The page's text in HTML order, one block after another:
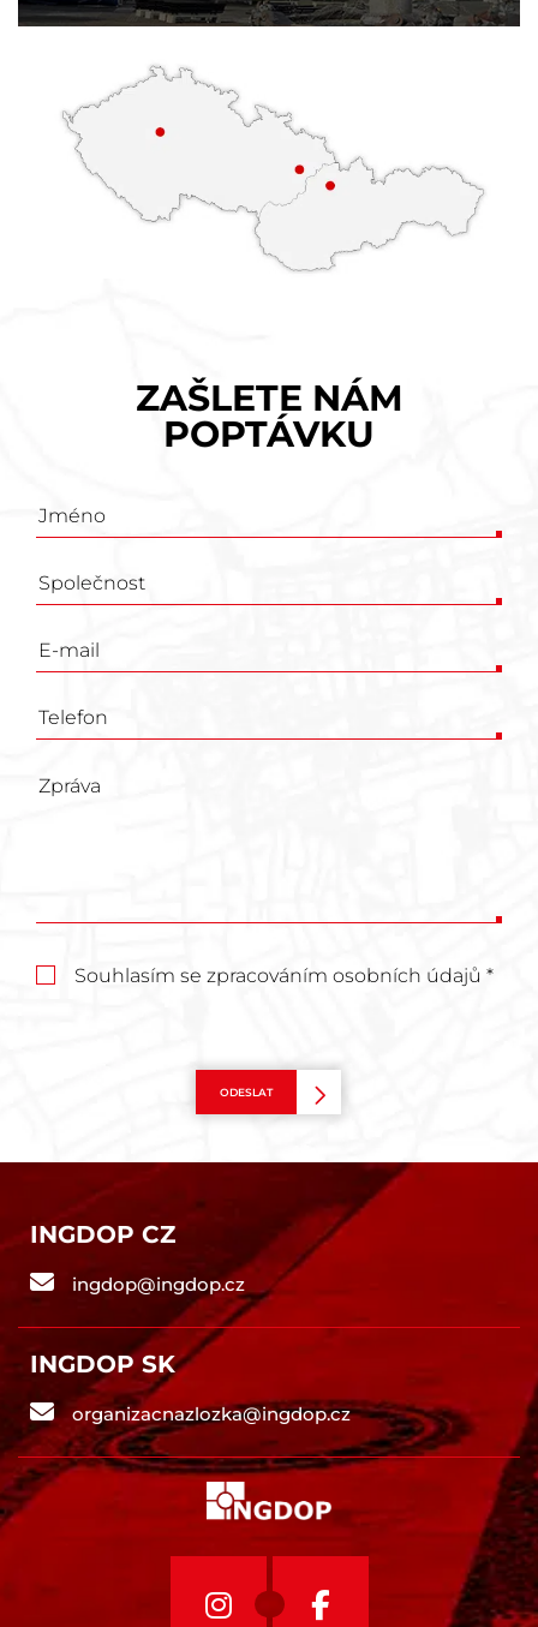
ZAŠLETE NÁM
POPTÁVKU
Poptávkový
Souhlasím se zpracováním osobních údajů *
ODESLAT
INGDOP CZ
ingdop@ingdop.cz
INGDOP SK
organizacnazlozka@ingdop.cz